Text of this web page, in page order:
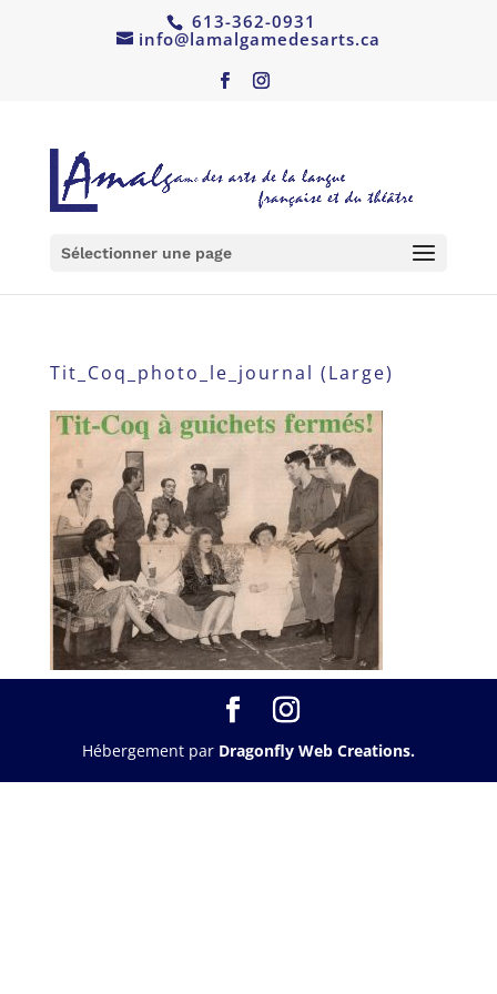
613-362-0931
info@lamalgamedesarts.ca
Sélectionner une page
Tit_Coq_photo_le_journal (Large)
Hébergement par Dragonfly Web Creations.